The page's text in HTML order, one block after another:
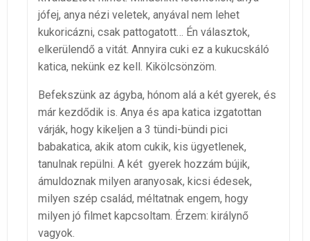
jófej, anya nézi veletek, anyával nem lehet
kukoricázni, csak pattogatott… Én választok,
elkerülendő a vitát. Annyira cuki ez a kukucskáló
katica, nekünk ez kell. Kikölcsönzöm.
Befekszünk az ágyba, hónom alá a két gyerek, és
már kezdődik is. Anya és apa katica izgatottan
várják, hogy kikeljen a 3 tündi-bündi pici
babakatica, akik atom cukik, kis ügyetlenek,
tanulnak repülni. A két gyerek hozzám bújik,
ámuldoznak milyen aranyosak, kicsi édesek,
milyen szép család, méltatnak engem, hogy
milyen jó filmet kapcsoltam. Érzem: királynő
vagyok.